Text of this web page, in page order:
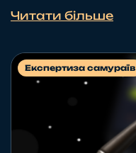
Читати більше
Експертиза самураїв